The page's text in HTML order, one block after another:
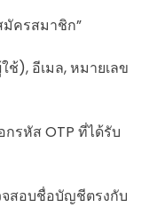
มัครสมาชิก”
), อีเมล, หมายเลข
รหัส OTP ที่ได้รับ
สอบชื่อบัญชีตรงกับ